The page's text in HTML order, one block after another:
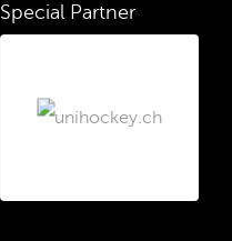
Special Partner